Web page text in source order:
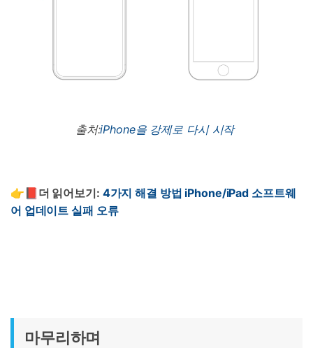
출처:iPhone을 강제로 다시 시작
👉📕더 읽어보기: 4가지 해결 방법 iPhone/iPad 소프트웨
어 업데이트 실패 오류
마무리하며